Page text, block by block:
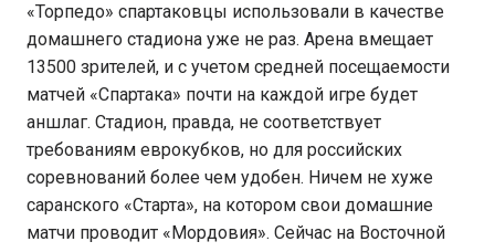
«Торпедо» спартаковцы использовали в качестве
домашнего стадиона уже не раз. Арена вмещает
13500 зрителей, и с учетом средней посещаемости
матчей «Спартака» почти на каждой игре будет
аншлаг. Стадион, правда, не соответствует
требованиям еврокубков, но для российских
соревнований более чем удобен. Ничем не хуже
саранского «Старта», на котором свои домашние
матчи проводит «Мордовия». Сейчас на Восточной